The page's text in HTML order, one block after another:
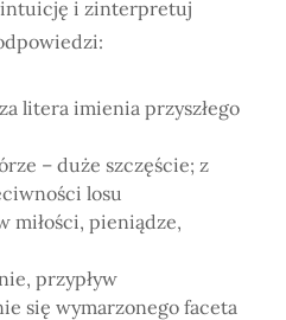
i zinterpretuj
litera imienia przyszłego
– duże szczęście; z
losu
miłości, pieniądze,
przypływ
się wymarzonego faceta